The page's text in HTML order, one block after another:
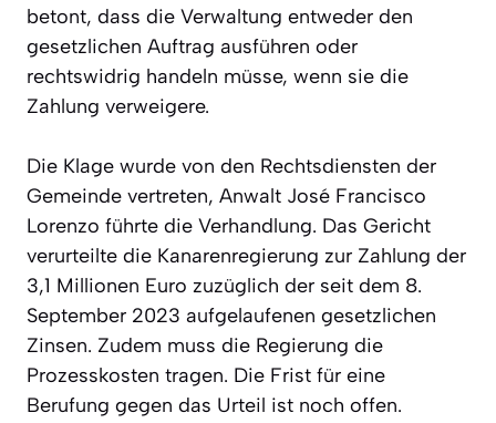
betont, dass die Verwaltung entweder den
gesetzlichen Auftrag ausführen oder
rechtswidrig handeln müsse, wenn sie die
Zahlung verweigere.
Die Klage wurde von den Rechtsdiensten der
Gemeinde vertreten, Anwalt José Francisco
Lorenzo führte die Verhandlung. Das Gericht
verurteilte die Kanarenregierung zur Zahlung der
3,1 Millionen Euro zuzüglich der seit dem 8.
September 2023 aufgelaufenen gesetzlichen
Zinsen. Zudem muss die Regierung die
Prozesskosten tragen. Die Frist für eine
Berufung gegen das Urteil ist noch offen.